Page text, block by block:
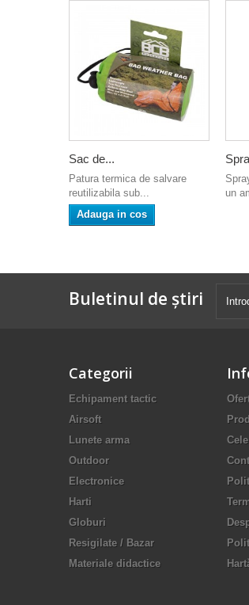
Sac de...
Patura termica de salvare
reutilizabila sub...
Adauga in cos
un
Buletinul de știri
Categorii
Echipament tactic
Airsoft
Lunete arma
Outdoor
Electronice
Harti
Globuri
Resigilate / Bazar
Materiale didactice